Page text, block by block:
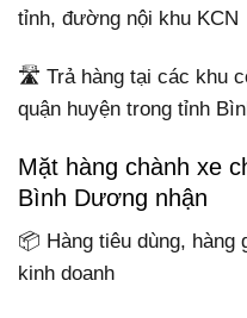
tỉnh, đường nội khu KCN
🛣️ Trả hàng tại các khu
quận huyện trong tỉnh
Mặt hàng chành xe
Bình Dương nhận
📦 Hàng tiêu dùng, hàng
kinh doanh